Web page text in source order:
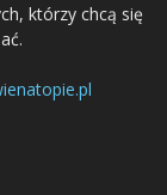
którzy chcą się